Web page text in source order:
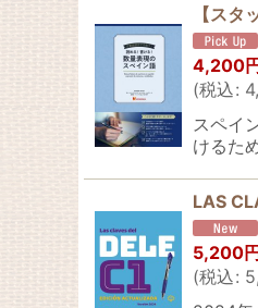
【ス
4,200
(税込:
スペイ
けるた
LAS
5,200円
(税込: